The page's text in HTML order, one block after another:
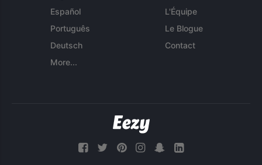
Español
Português
Deutsch
More...
L'Équipe
Le Blogue
Contact